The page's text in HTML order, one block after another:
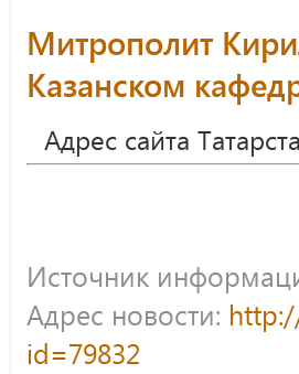
Митрополит
Казанском
Адрес сайта
Источник
Адрес новости:
id=79832